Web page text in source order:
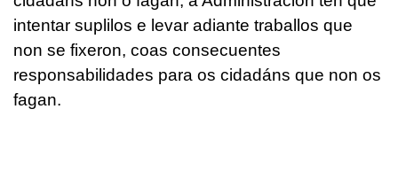
intentar suplilos e levar adiante traballos que
non se fixeron, coas consecuentes
responsabilidades para os cidadáns que non os
fagan.